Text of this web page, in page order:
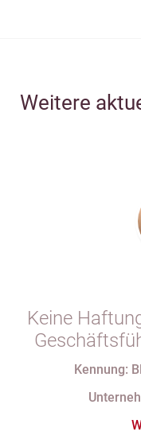
Weitere
Keine
i.V.m. § 34
Kennung: